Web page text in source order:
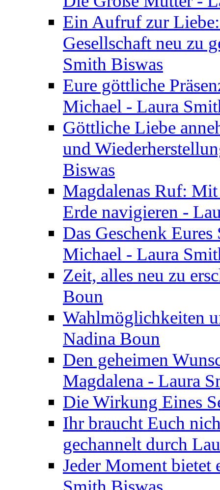
Ein Aufruf zur
Gesellschaft neu zu
Smith Biswas
Eure göttliche
Michael - Laura
Göttliche Liebe
und
Biswas
Magdalenas Ruf:
Erde navigieren -
Das Geschenk
Michael - Laura
Zeit, alles neu zu
Boun
Wahlmöglichkeiten
Nadina Boun
Den geheimen
Magdalena - Laura
Die Wirkung Eines
Ihr braucht Euch
gechannelt durch
Jeder Moment bietet